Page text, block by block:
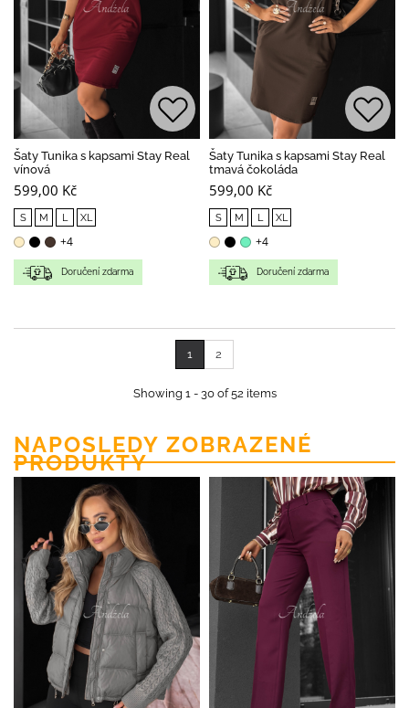
Šaty Tunika s kapsami Stay Real
vínová
599,00 Kč
S M L XL
+4
Doručení zdarma
Šaty Tunika s kapsami Stay Real
tmavá čokoláda
599,00 Kč
S M L XL
+4
Doručení zdarma
1 2
Showing 1 - 30 of 52 items
NAPOSLEDY ZOBRAZENÉ
PRODUKTY